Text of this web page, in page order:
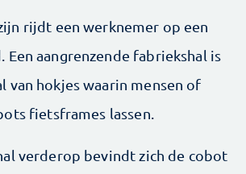
rijdt een werknemer op een
aangrenzende fabriekshal is
van hokjes waarin mensen of
fietsframes lassen.
verderop bevindt zich de cobot